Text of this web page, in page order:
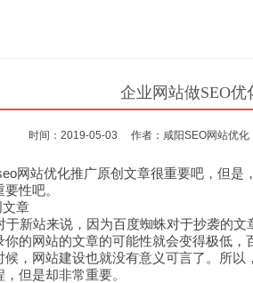
项目
企业网站做SEO优
时间：2019-05-03 作者：咸阳SEO网站优化
网站优化推广原创文章很重要吧，但
性吧。
文章
新站来说，因为百度蜘蛛对于抄袭的
你的网站的文章的可能性就会变得极低
，网站建设也就没有意义可言了。所
但是却非常重要。